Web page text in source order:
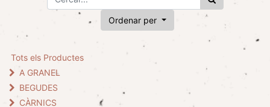
Ordenar per
Tots els Productes
A GRANEL
BEGUDES
CÀRNICS